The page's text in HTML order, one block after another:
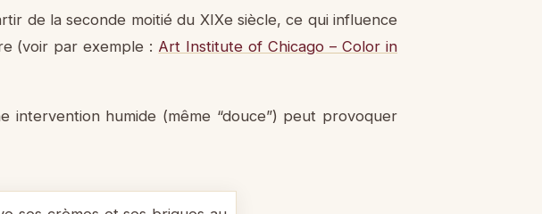
de la seconde moitié du XIXe siècle, ce qui influence
(voir par exemple : Art Institute of Chicago – Color in
intervention humide (même “douce”) peut provoquer